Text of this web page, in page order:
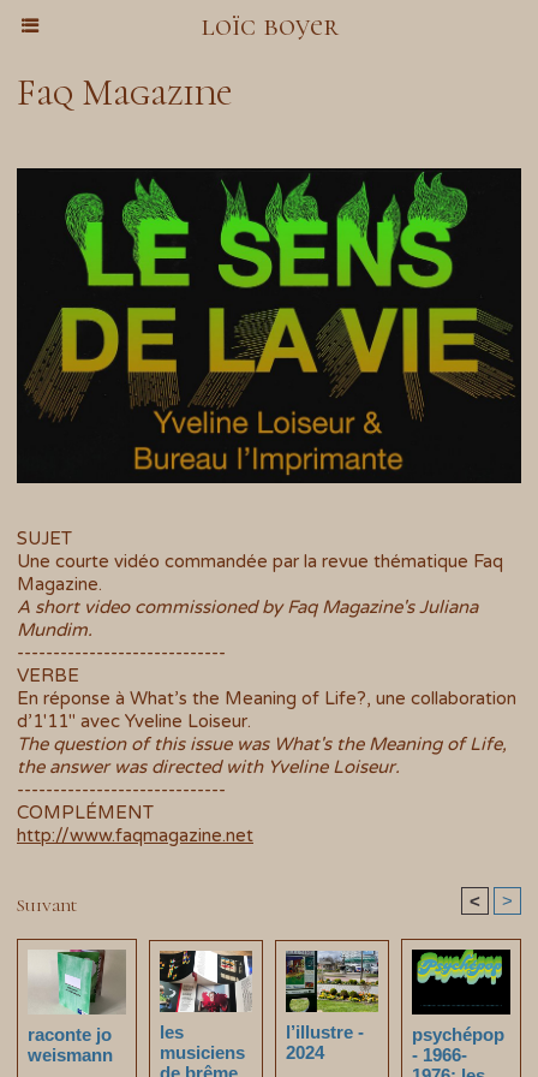
loïc boyer
Faq Magazine
SUJET
Une courte vidéo commandée par la revue thématique Faq
Magazine.
A short video commissioned by Faq Magazine's Juliana
Mundim.
-----------------------------
VERBE
En réponse à What’s the Meaning of Life?, une collaboration
d’1'11" avec Yveline Loiseur.
The question of this issue was What's the Meaning of Life,
the answer was directed with Yveline Loiseur.
-----------------------------
COMPLÉMENT
http://www.faqmagazine.net
Suivant < >
raconte jo
weismann
les
musiciens
de brême
l’illustre -
2024
psychépop
- 1966-